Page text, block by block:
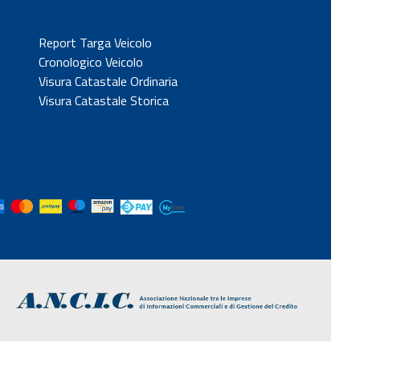
Report Targa Veicolo
Cronologico Veicolo
Visura Catastale Ordinaria
Visura Catastale Storica